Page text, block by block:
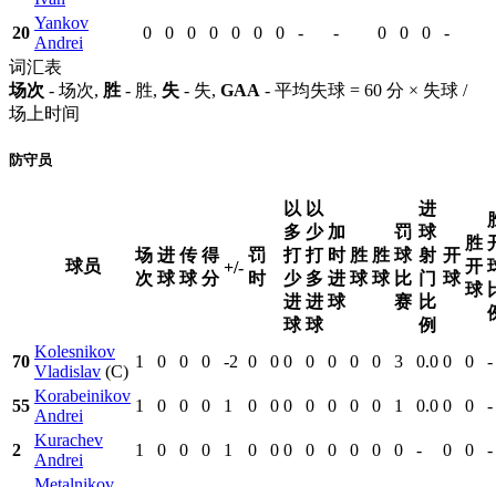
20
Yankov
Andrei
0 0 0 0 0 0 0 - - 0 0 0
-
词汇表
场次 - 场次, 胜 - 胜, 失 - 失, GAA - 平均失球 = 60 分 × 失球 /
场上时间
防守员
球员
场
次
进
球
传
球
得
分
+/-
罚
时
以
多
打
少
进
球
以
少
打
多
进
球
加
时
进
球
胜
球
胜
球
罚
球
比
赛
进
球
射
门
比
例
开
球
胜
开
球
70
Kolesnikov
Vladislav (C)
1 0 0 0 -2 0 0 0 0 0 0 0 3 0.0 0 0 -
55
Korabeinikov
Andrei
1 0 0 0 1 0 0 0 0 0 0 0 1 0.0 0 0 -
2
Kurachev
Andrei
1 0 0 0 1 0 0 0 0 0 0 0 0 - 0 0 -